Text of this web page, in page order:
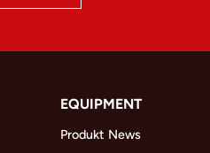
EQUIPMENT
Produkt News